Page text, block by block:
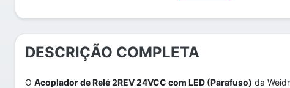
DESCRIÇÃO COMPLETA
O Acoplador de Relé 2REV 24VCC com LED (Parafuso) da